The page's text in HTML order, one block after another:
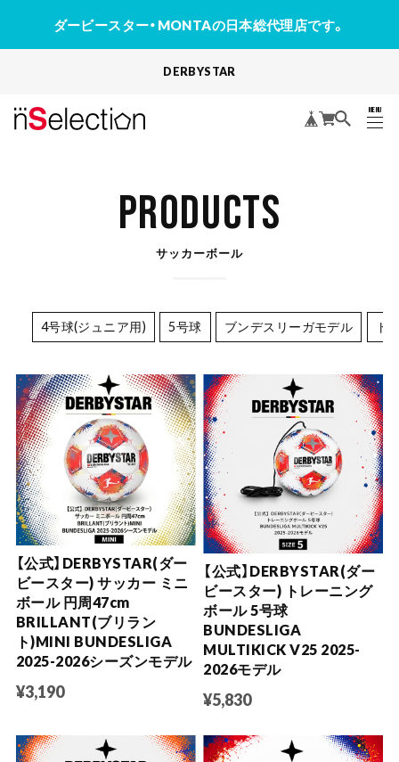
ダービースター・MONTAの日本総代理店です。
DERBYSTAR
MENU
CLOSE
PRODUCTS
サッカーボール
4号球(ジュニア用) 5号球 ブンデスリーガモデル ト
【公式】DERBYSTAR(ダー
ビースター) サッカー ミニ
ボール 円周47cm
BRILLANT(ブリラン
ト)MINI BUNDESLIGA
2025-2026シーズンモデル
¥3,190
【公式】DERBYSTAR(ダー
ビースター) トレーニング
ボール 5号球
BUNDESLIGA
MULTIKICK V25 2025-
2026モデル
¥5,830